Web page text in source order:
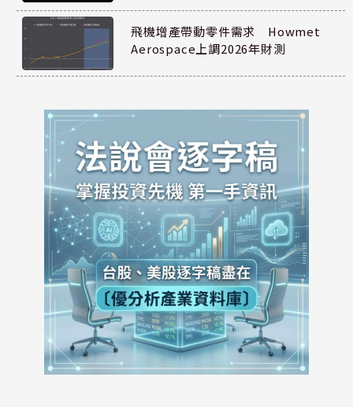
飛機增產帶動零件需求 Howmet
Aerospace上調2026年財測